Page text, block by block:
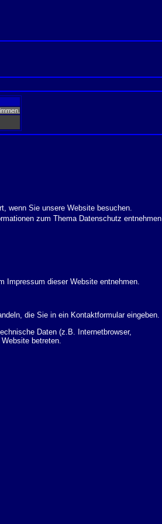
wenn Sie unsere Website besuchen.
zum Thema Datenschutz entnehmen
Impressum dieser Website entnehmen.
die Sie in ein Kontaktformular eingeben.
Daten (z.B. Internetbrowser,
betreten.